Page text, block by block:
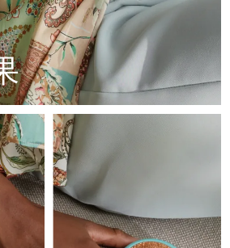
護膚
cleansers & balm
設備
cleansing devices
& hydration
設備
facial hydration devices
Teeth Whitening Set
+ sonic device & 18% PAP gel
設備
sonic toothbrushes
103
clinical anti-aging set
P1 Primer
honey primer
護膚品
skincare
211
neck & décolleté LED mask
221
LED hand mask
護膚品
skincare
Scalp Serum
probiotic serum
護膚品
skincare
產品
treatments
502
Red Light Therapy
Red Light Serum
skincare
skincare
2 Pro Max
IPL hair removal device
身體護理
2 body
body toning
預計送達日期08/08/2026
預計送達日期08/08/2026
預計送達日期08/08/2026
預計送達日期
預計送達日期
預計送達日期
預計送達日期08/08/2026